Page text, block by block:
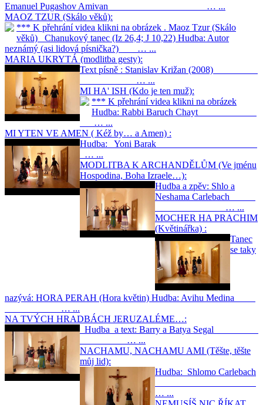
Emanuel Pugashov Amivan … ...
MAOZ TZUR (Skálo věků):
*** K přehrání videa klikni na obrázek . Maoz Tzur (Skálo
věků) Chanukový tanec (Iz 26,4; J 10,22) Hudba: Autor
neznámý (asi lidová písnička?) … ...
MARIA UKRYTÁ (modlitba gesty):
Text písně : Stanislav Križan (2008)
… ...
MI HA' ISH (Kdo je ten muž):
*** K přehrání videa klikni na obrázek
Hudba: Rabbi Baruch Chayt
… ...
MI YTEN VE AMEN ( Kéž by… a Amen) :
Hudba: Yoni Barak
… ...
MODLITBA K ARCHANDĚLŮM (Ve jménu
Hospodina, Boha Izraele…):
Hudba a zpěv: Shlo a
Neshama Carlebach
… ...
MOCHER HA PRACHIM
(Květinářka) :
Tanec
se taky
nazývá: HORA PERAH (Hora květin) Hudba: Avihu Medina
… ...
NA TVÝCH HRADBÁCH JERUZALÉME…:
Hudba a text: Barry a Batya Segal
… ...
NACHAMU, NACHAMU AMI (Těšte, těšte
můj lid):
Hudba: Shlomo Carlebach
… ...